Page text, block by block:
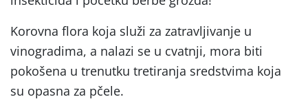
Korovna flora koja služi za zatravljivanje u
vinogradima, a nalazi se u cvatnji, mora biti
pokošena u trenutku tretiranja sredstvima koja
su opasna za pčele.